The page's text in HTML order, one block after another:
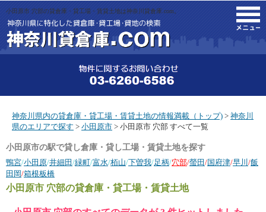
小田原市 穴部の貸倉庫・貸工場・賃貸土地は神奈川貸倉庫.com。
神奈川県内の貸倉庫・貸工場・賃貸土地の情報満載（トップ) > 神奈川
県のエリアで探す > 小田原市 > 小田原市 穴部 すべて一覧
小田原市の駅で貸し倉庫・貸し工場・賃貸土地を探す
鴨宮/小田原/井細田 /緑町/富水/栢山/下曽我/足柄/穴部/螢田 /国府津/早川 /飯
田岡/箱根板橋
小田原市 穴部の貸倉庫・貸工場・賃貸土地